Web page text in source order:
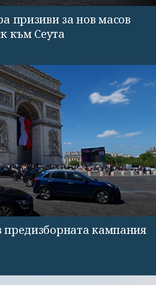
призиви за нов масов
към Сеута
предизборната кампания